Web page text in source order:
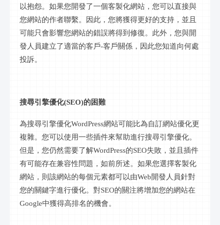
以抱怨。如果您開發了一個客製化網站，您可以直接與
您網站的作者聯繫。因此，您將獲得更好的支持，並且
可能只會影響您網站的錯誤將得到修復。此外，您與開
發人員建立了適當的客戶-客戶關係，因此您知道向何處
投訴。
搜尋引擎優化(SEO)的困難
為搜尋引擎優化WordPress網站可能比為自訂網站優化更
複雜。您可以使用一些插件來幫助進行搜尋引擎優化。
但是，您仍然需要了解WordPress的SEO失敗，並且插件
有可能存在兼容性問題，如前所述。如果您選擇客製化
網站，則該網站的每個元素都可以由Web開發人員針對
您的關鍵字進行優化。對SEO的關注將增加您的網站在
Google中獲得高排名的機會。